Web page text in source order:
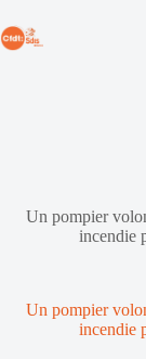
au
contenu
Un pompier
incendie
Un pompier
incendie